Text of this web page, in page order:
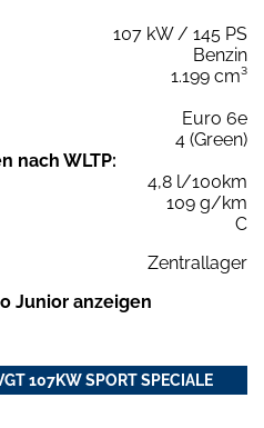
107 kW / 145 PS
Benzin
1.199 cm³
Euro 6e
4 (Green)
nach WLTP:
4,8 l/100km
109 g/km
C
Zentrallager
Junior anzeigen
107KW SPORT SPECIALE